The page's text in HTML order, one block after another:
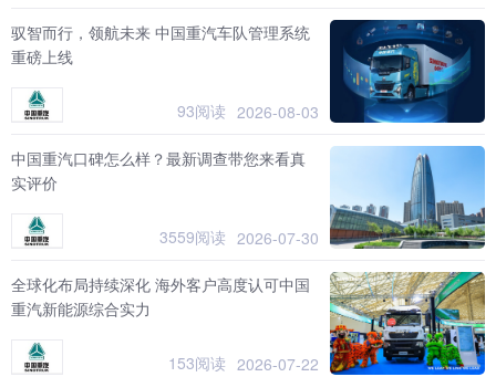
驭智而行，领航未来 中国重汽车队管理系统
重磅上线
93阅读 2026-08-03
中国重汽口碑怎么样？最新调查带您来看真
实评价
3559阅读 2026-07-30
全球化布局持续深化 海外客户高度认可中国
重汽新能源综合实力
153阅读 2026-07-22